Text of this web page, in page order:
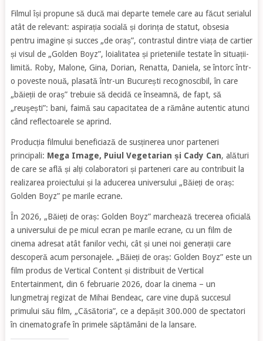
Filmul își propune să ducă mai departe temele care au făcut serialul
atât de relevant: aspirația socială și dorința de statut, obsesia
pentru imagine și succes „de oraș”, contrastul dintre viața de cartier
și visul de „Golden Boyz”, loialitatea și prieteniile testate în situații-
limită. Roby, Malone, Gina, Dorian, Renatta, Daniela, se întorc într-
o poveste nouă, plasată într-un București recognoscibil, în care
„băieții de oraș” trebuie să decidă ce înseamnă, de fapt, să
„reuşești”: bani, faimă sau capacitatea de a rămâne autentic atunci
când reflectoarele se aprind.
Producția filmului beneficiază de susținerea unor parteneri
principali: Mega Image, Puiul Vegetarian și Cady Can, alături
de care se află și alți colaboratori și parteneri care au contribuit la
realizarea proiectului și la aducerea universului „Băieți de oraș:
Golden Boyz” pe marile ecrane.
În 2026, „Băieți de oraș: Golden Boyz” marchează trecerea oficială
a universului de pe micul ecran pe marile ecrane, cu un film de
cinema adresat atât fanilor vechi, cât și unei noi generații care
descoperă acum personajele. „Băieți de oraș: Golden Boyz” este un
film produs de Vertical Content și distribuit de Vertical
Entertainment, din 6 februarie 2026, doar la cinema – un
lungmetraj regizat de Mihai Bendeac, care vine după succesul
primului său film, „Căsătoria”, ce a depășit 300.000 de spectatori
în cinematografe în primele săptămâni de la lansare.